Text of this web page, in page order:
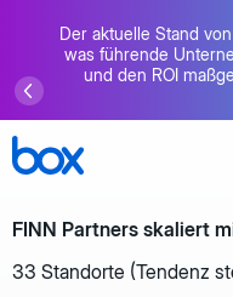
Der aktuelle Stand
was führende
und den ROI
FINN Partners skaliert
33 Standorte (Tendenz